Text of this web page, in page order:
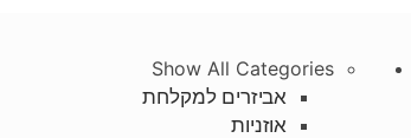
Show All Categories
אביזרים למקלחת
אוזניות